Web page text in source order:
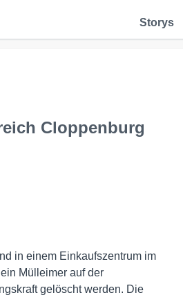
Storys
Cloppenburg
in einem Einkaufszentrum im
Mülleimer auf der
gelöscht werden. Die